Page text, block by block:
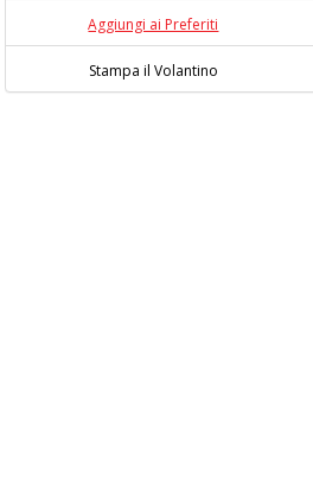
Aggiungi ai Preferiti
Stampa il Volantino